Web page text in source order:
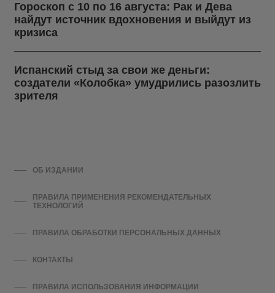
Гороскоп с 10 по 16 августа: Рак и Дева
найдут источник вдохновения и выйдут из
кризиса
Испанский стыд за свои же деньги:
создатели «Колобка» умудрились разозлить
зрителя
ОБ ИЗДАНИИ
ПРАВИЛА ПРИМЕНЕНИЯ РЕКОМЕНДАТЕЛЬНЫХ
ТЕХНОЛОГИЙ
ПРАВИЛА ОБРАБОТКИ ПЕРСОНАЛЬНЫХ ДАННЫХ
КОНТАКТЫ
ПРАВИЛА ИСПОЛЬЗОВАНИЯ ИНФОРМАЦИИ